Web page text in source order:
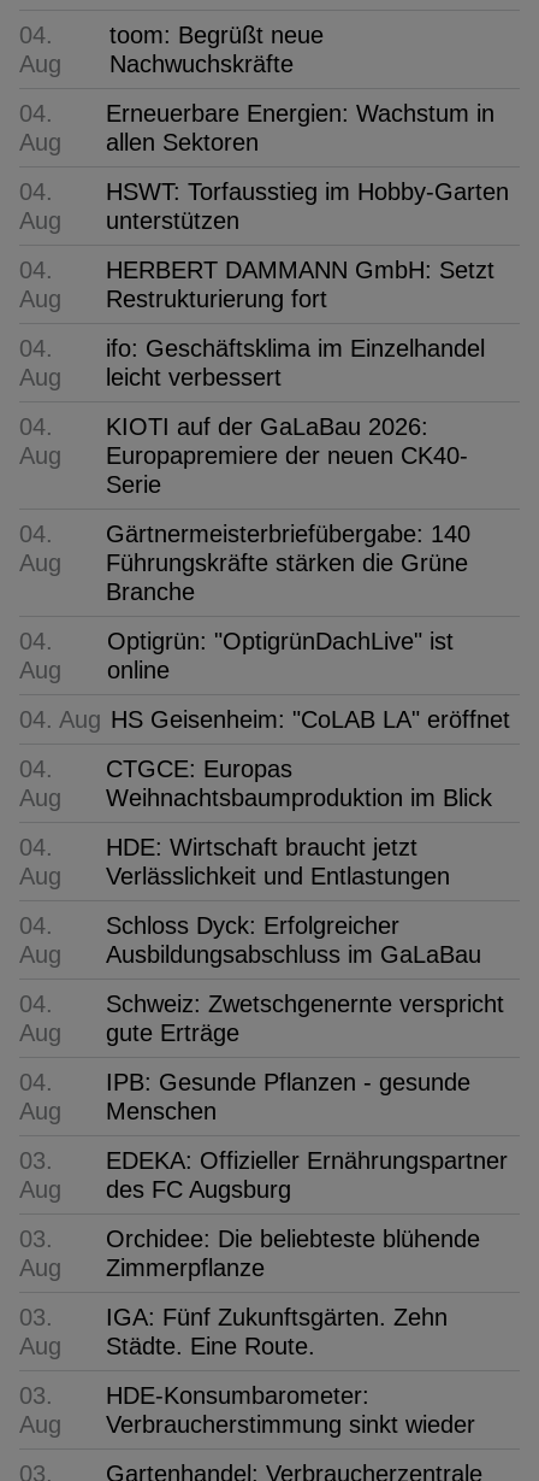
04.
Aug
toom: Begrüßt neue
Nachwuchskräfte
04.
Aug
Erneuerbare Energien: Wachstum in
allen Sektoren
04.
Aug
HSWT: Torfausstieg im Hobby-Garten
unterstützen
04.
Aug
HERBERT DAMMANN GmbH: Setzt
Restrukturierung fort
04.
Aug
ifo: Geschäftsklima im Einzelhandel
leicht verbessert
04.
Aug
KIOTI auf der GaLaBau 2026:
Europapremiere der neuen CK40-
Serie
04.
Aug
Gärtnermeisterbriefübergabe: 140
Führungskräfte stärken die Grüne
Branche
04.
Aug
Optigrün: "OptigrünDachLive" ist
online
04. Aug HS Geisenheim: "CoLAB LA" eröffnet
04.
Aug
CTGCE: Europas
Weihnachtsbaumproduktion im Blick
04.
Aug
HDE: Wirtschaft braucht jetzt
Verlässlichkeit und Entlastungen
04.
Aug
Schloss Dyck: Erfolgreicher
Ausbildungsabschluss im GaLaBau
04.
Aug
Schweiz: Zwetschgenernte verspricht
gute Erträge
04.
Aug
IPB: Gesunde Pflanzen - gesunde
Menschen
03.
Aug
EDEKA: Offizieller Ernährungspartner
des FC Augsburg
03.
Aug
Orchidee: Die beliebteste blühende
Zimmerpflanze
03.
Aug
IGA: Fünf Zukunftsgärten. Zehn
Städte. Eine Route.
03.
Aug
HDE-Konsumbarometer:
Verbraucherstimmung sinkt wieder
03.
Gartenhandel: Verbraucherzentrale